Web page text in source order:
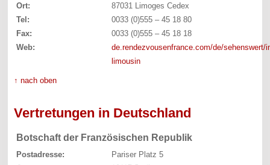
Ort:
87031 Limoges Cedex
Tel:
0033 (0)555 – 45 18 80
Fax:
0033 (0)555 – 45 18 18
Web:
de.rendezvousenfrance.com/de/sehenswert/
limousin
↑ nach oben
Vertretungen in Deutschland
Botschaft der Französischen Republik
Postadresse:
Pariser Platz 5